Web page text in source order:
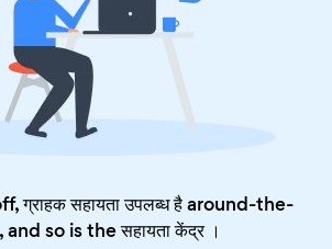
ग्राहक सहायता उपलब्ध है around-the-
and so is theसहायता केंद्र।